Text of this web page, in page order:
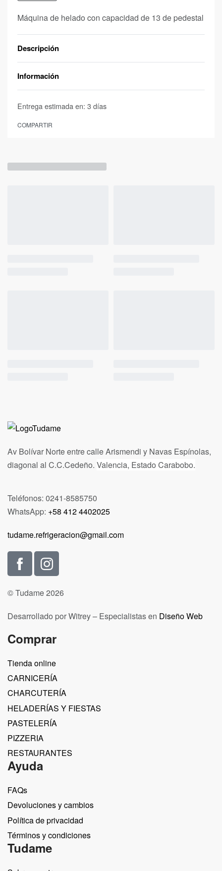
Máquina de helado con capacidad de 13 de pedestal
Descripción
Información
Entrega estimada en: 3 días
COMPARTIR
Av Bolívar Norte entre calle Arismendi y Navas Espínolas,
diagonal al C.C.Cedeño. Valencia, Estado Carabobo.
Teléfonos: 0241-8585750
WhatsApp: +58 412 4402025
tudame.refrigeracion@gmail.com
© Tudame 2026
Desarrollado por Witrey – Especialistas en Diseño Web
Comprar
Tienda online
CARNICERÍA
CHARCUTERÍA
HELADERÍAS Y FIESTAS
PASTELERÍA
PIZZERIA
RESTAURANTES
Ayuda
FAQs
Devoluciones y cambios
Política de privacidad
Términos y condiciones
Tudame